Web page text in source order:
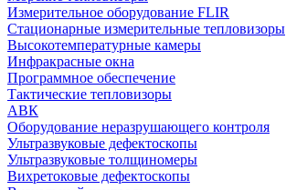
Измерительное оборудование FLIR
Стационарные измерительные тепловизоры
Высокотемпературные камеры
Инфракрасные окна
Программное обеспечение
Тактические тепловизоры
АВК
Оборудование неразрушающего контроля
Ультразвуковые дефектоскопы
Ультразвуковые толщиномеры
Вихретоковые дефектоскопы